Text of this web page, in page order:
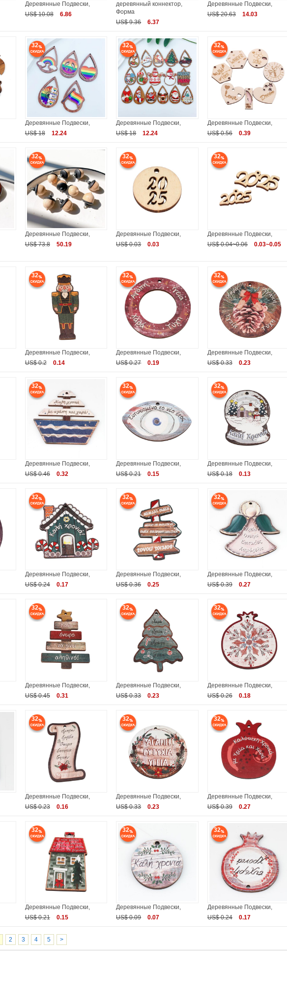
Деревянные Подвески,
US$ 10.08
6.86
деревянный коннектор,
Форма
US$ 9.36
6.37
Деревянные Подвески,
US$ 20.63
14.03
32
Деревянные Подвески,
US$ 18
12.24
32
Деревянные Подвески,
US$ 18
12.24
32
Деревянные Подвески,
US$ 0.56
0.39
32
Деревянные Подвески,
US$ 73.8
50.19
32
Деревянные Подвески,
US$ 0.03
0.03
32
Деревянные Подвески,
US$ 0.04~0.06
0.03~0.05
32
Деревянные Подвески,
US$ 0.2
0.14
32
Деревянные Подвески,
US$ 0.27
0.19
32
Деревянные Подвески,
US$ 0.33
0.23
32
Деревянные Подвески,
US$ 0.46
0.32
32
Деревянные Подвески,
US$ 0.21
0.15
32
Деревянные Подвески,
US$ 0.18
0.13
32
Деревянные Подвески,
US$ 0.24
0.17
32
Деревянные Подвески,
US$ 0.36
0.25
32
Деревянные Подвески,
US$ 0.39
0.27
32
Деревянные Подвески,
US$ 0.45
0.31
32
Деревянные Подвески,
US$ 0.33
0.23
32
Деревянные Подвески,
US$ 0.26
0.18
32
Деревянные Подвески,
US$ 0.23
0.16
32
Деревянные Подвески,
US$ 0.33
0.23
32
Деревянные Подвески,
US$ 0.39
0.27
32
Деревянные Подвески,
US$ 0.21
0.15
32
Деревянные Подвески,
US$ 0.09
0.07
32
Деревянные Подвески,
US$ 0.24
0.17
2 3 4 5 >